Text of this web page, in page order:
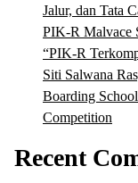
Jalur, dan Tata
PIK-R Malvace
“PIK-R
Siti Salwana
Boarding
Competition
Recent